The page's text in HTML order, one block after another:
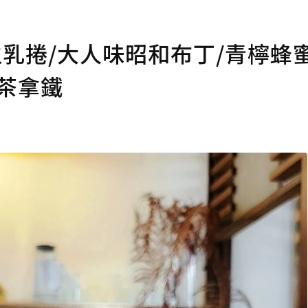
捲/大人味昭和布丁/青檸蜂
拿鐵